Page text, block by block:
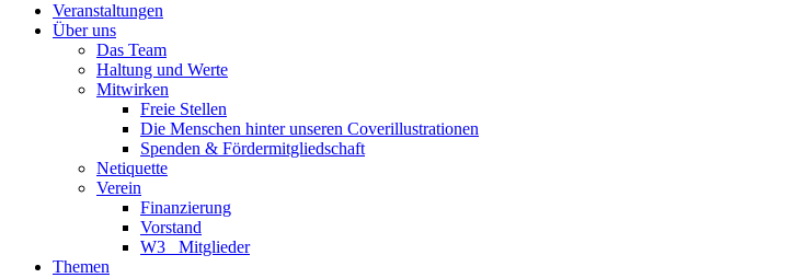
Veranstaltungen
Über uns
Das Team
Haltung und Werte
Mitwirken
Freie Stellen
Die Menschen hinter unseren Coverillustrationen
Spenden & Fördermitgliedschaft
Netiquette
Verein
Finanzierung
Vorstand
W3_ Mitglieder
Themen